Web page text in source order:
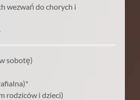
wezwań do chorych i
sobotę)
rodziców i dzieci)